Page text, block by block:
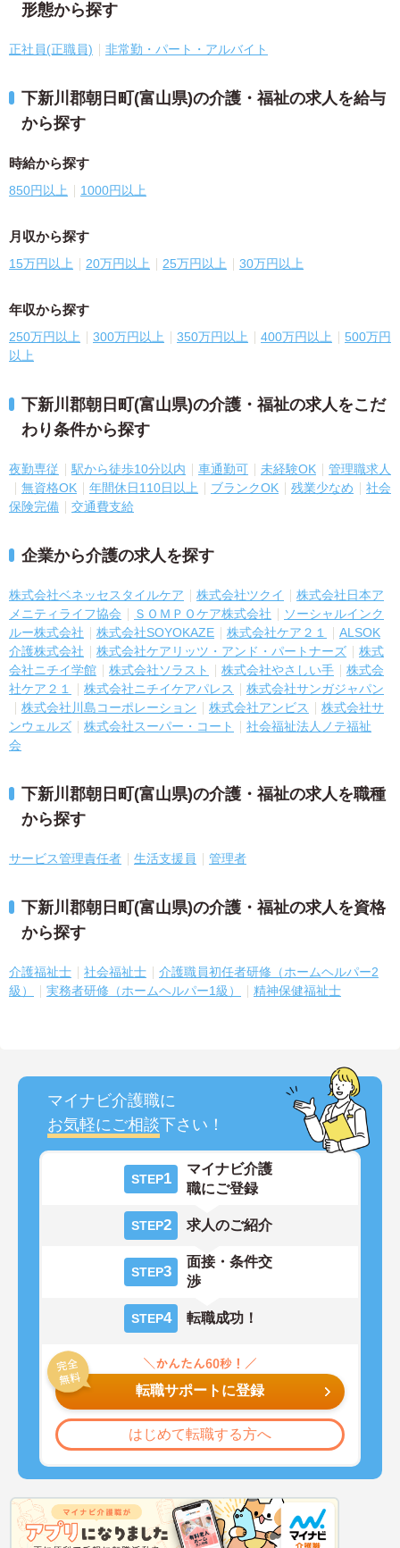
形態から探す
正社員(正職員) 非常勤・パート・アルバイト
下新川郡朝日町(富山県)の介護・福祉の求人を給与
から探す
時給から探す
850円以上 1000円以上
月収から探す
15万円以上 20万円以上 25万円以上 30万円以上
年収から探す
250万円以上 300万円以上 350万円以上 400万円以上
500万円
以上
下新川郡朝日町(富山県)の介護・福祉の求人をこだ
わり条件から探す
夜勤専従 駅から徒歩10分以内 車通勤可 未経験OK
管理職求人
無資格OK
年間休日110日以上 ブランクOK 残業少なめ
社会
保険完備
交通費支給
企業から介護の求人を探す
株式会社ベネッセスタイルケア 株式会社ツクイ
株式会社日本ア
メニティライフ協会
ＳＯＭＰＯケア株式会社
ソーシャルインク
ルー株式会社
株式会社SOYOKAZE 株式会社ケア２１
ALSOK
介護株式会社
株式会社ケアリッツ・アンド・パートナーズ
株式
会社ニチイ学館
株式会社ソラスト 株式会社やさしい手
株式会
社ケア２１
株式会社ニチイケアパレス
株式会社サンガジャパン
株式会社川島コーポレーション
株式会社アンビス
株式会社サ
ンウェルズ
株式会社スーパー・コート
社会福祉法人ノテ福祉
会
下新川郡朝日町(富山県)の介護・福祉の求人を職種
から探す
サービス管理責任者 生活支援員 管理者
下新川郡朝日町(富山県)の介護・福祉の求人を資格
から探す
介護福祉士 社会福祉士
介護職員初任者研修（ホームヘルパー2
級）
実務者研修（ホームヘルパー1級） 精神保健福祉士
マイナビ介護職に
お気軽にご相談下さい！
STEP1
マイナビ介護
職にご登録
STEP2 求人のご紹介
STEP3
面接・条件交
渉
STEP4 転職成功！
転職サポートに登録
はじめて転職する方へ